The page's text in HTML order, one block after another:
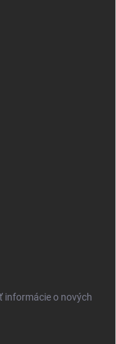
informácie o nových